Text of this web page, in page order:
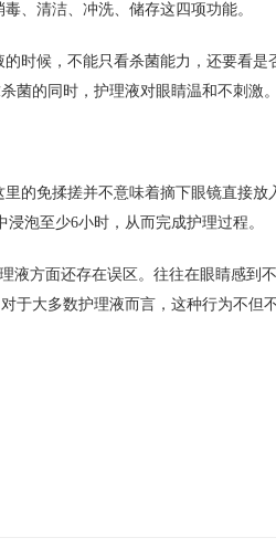
、清洁、冲洗、储存这四项功能。
时候，不能只看杀菌能力，还要看
菌的同时，护理液对眼睛温和不刺激
的免揉搓并不意味着摘下眼镜直接
泡至少6小时，从而完成护理过程。
液方面还存在误区。往往在眼睛感
于大多数护理液而言，这种行为不